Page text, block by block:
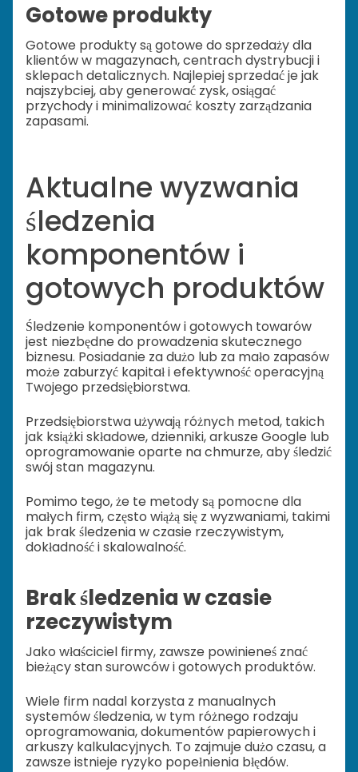
Gotowe produkty
Gotowe produkty są gotowe do sprzedaży dla
klientów w magazynach, centrach dystrybucji i
sklepach detalicznych. Najlepiej sprzedać je jak
najszybciej, aby generować zysk, osiągać
przychody i minimalizować koszty zarządzania
zapasami.
Aktualne wyzwania
śledzenia
komponentów i
gotowych produktów
Śledzenie komponentów i gotowych towarów
jest niezbędne do prowadzenia skutecznego
biznesu. Posiadanie za dużo lub za mało zapasów
może zaburzyć kapitał i efektywność operacyjną
Twojego przedsiębiorstwa.
Przedsiębiorstwa używają różnych metod, takich
jak książki składowe, dzienniki, arkusze Google lub
oprogramowanie oparte na chmurze, aby śledzić
swój stan magazynu.
Pomimo tego, że te metody są pomocne dla
małych firm, często wiążą się z wyzwaniami, takimi
jak brak śledzenia w czasie rzeczywistym,
dokładność i skalowalność.
Brak śledzenia w czasie
rzeczywistym
Jako właściciel firmy, zawsze powinieneś znać
bieżący stan surowców i gotowych produktów.
Wiele firm nadal korzysta z manualnych
systemów śledzenia, w tym różnego rodzaju
oprogramowania, dokumentów papierowych i
arkuszy kalkulacyjnych. To zajmuje dużo czasu, a
zawsze istnieje ryzyko popełnienia błędów.